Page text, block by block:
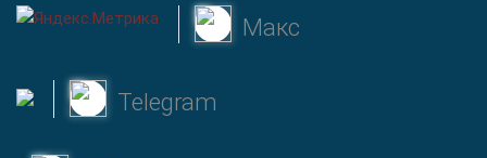
Макс
Telegram